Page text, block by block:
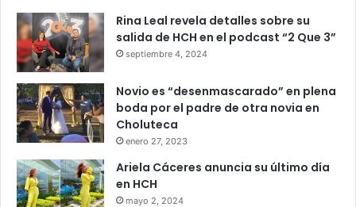
Rina Leal revela detalles sobre su
salida de HCH en el podcast “2 Que 3”
septiembre 4, 2024
Novio es “desenmascarado” en plena
boda por el padre de otra novia en
Choluteca
enero 27, 2023
Ariela Cáceres anuncia su último día
en HCH
mayo 2, 2024